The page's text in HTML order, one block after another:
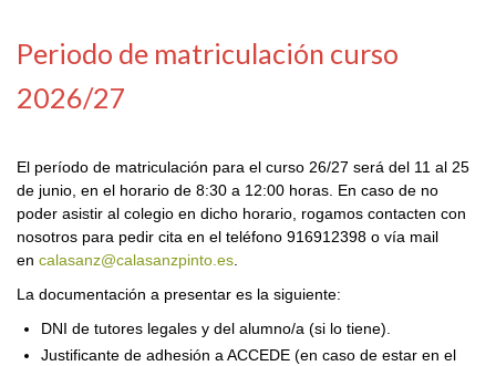
Periodo de matriculación curso
2026/27
El período de matriculación para el curso 26/27 será del 11 al 25
de junio, en el horario de 8:30 a 12:00 horas. En caso de no
poder asistir al colegio en dicho horario, rogamos contacten con
nosotros para pedir cita en el teléfono 916912398 o vía mail
en calasanz@calasanzpinto.es
La documentación a presentar es la siguiente:
DNI de tutores legales y del alumno/a (si lo tiene).
Justificante de adhesión a ACCEDE (en caso de estar en el